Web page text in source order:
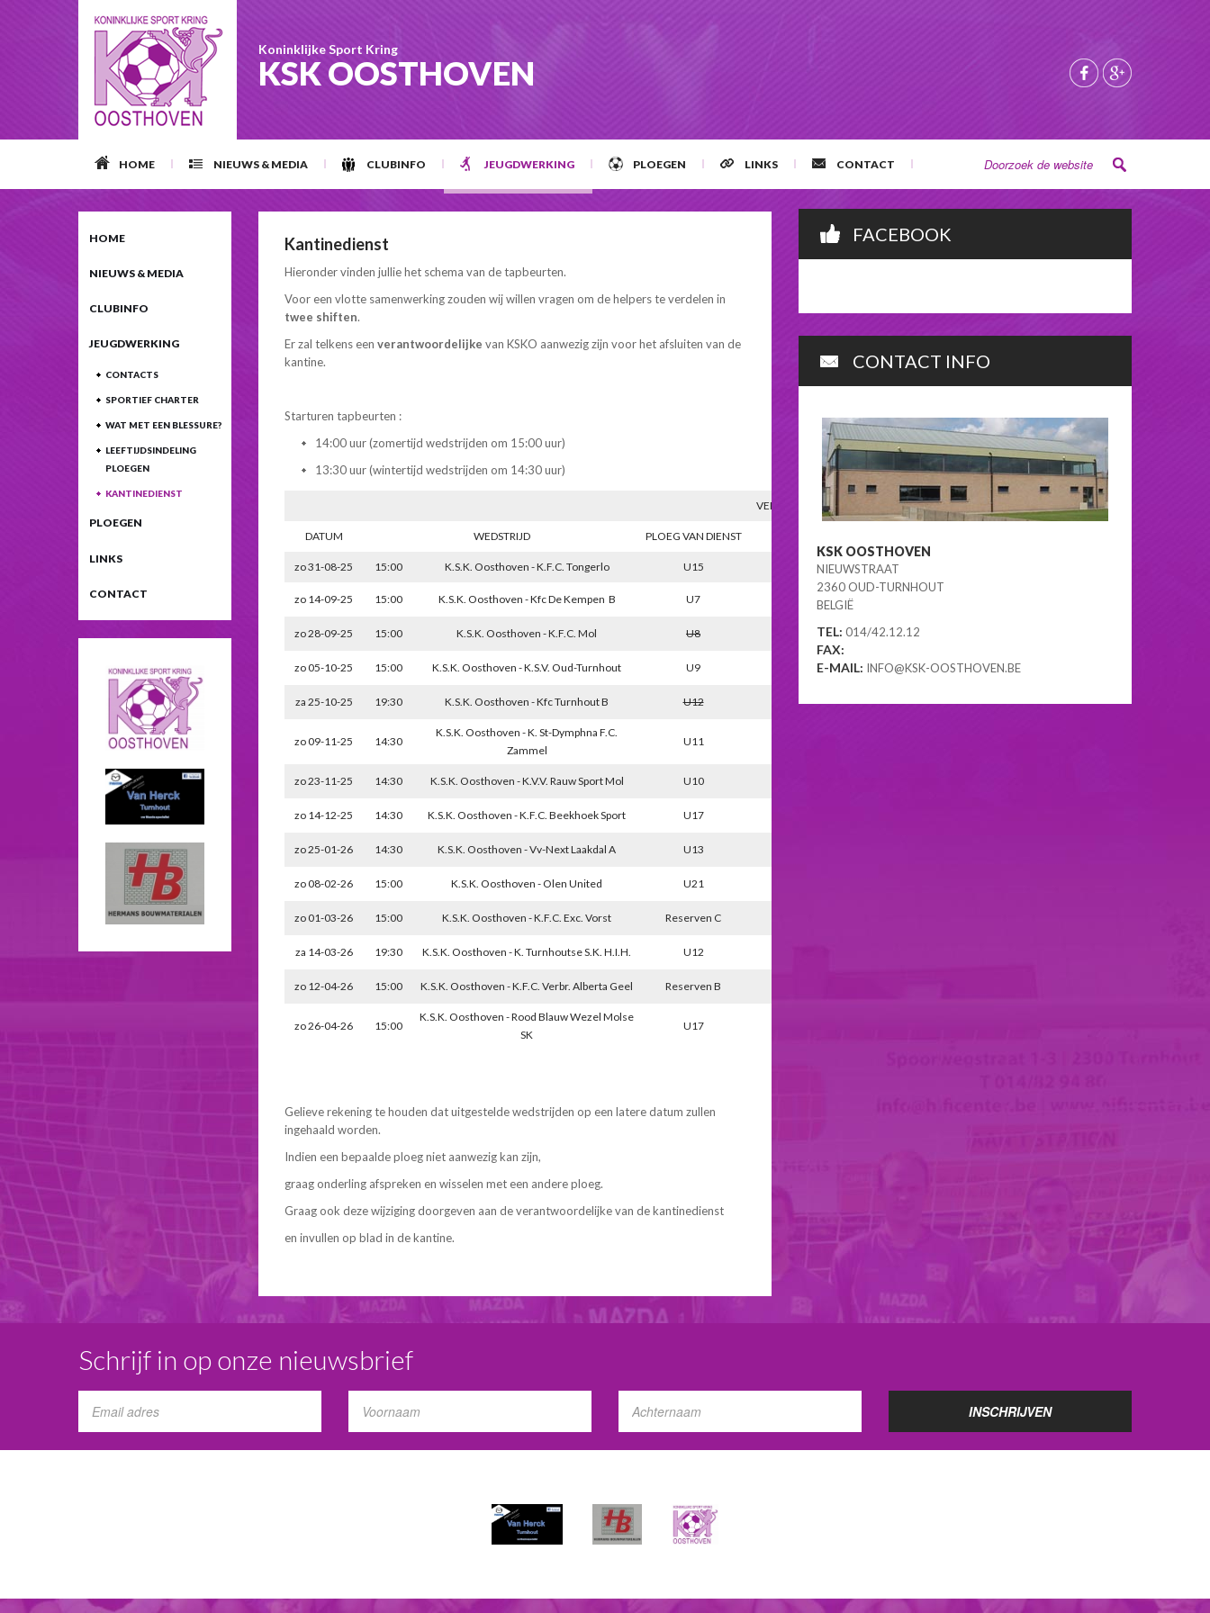
Koninklijke Sport Kring
KSK OOSTHOVEN
HOME NIEUWS & MEDIA CLUBINFO JEUGDWERKING PLOEGEN LINKS CONTACT
HOME
NIEUWS & MEDIA
CLUBINFO
JEUGDWERKING
CONTACTS
SPORTIEF CHARTER
WAT MET EEN BLESSURE?
LEEFTIJDSINDELING
PLOEGEN
KANTINEDIENST
PLOEGEN
LINKS
CONTACT
Kantinedienst
Hieronder vinden jullie het schema van de tapbeurten.
Voor een vlotte samenwerking zouden wij willen vragen om de helpers te verdelen in
twee shiften.
Er zal telkens een verantwoordelijke van KSKO aanwezig zijn voor het afsluiten van de
kantine.
Starturen tapbeurten :
14:00 uur (zomertijd wedstrijden om 15:00 uur)
13:30 uur (wintertijd wedstrijden om 14:30 uur)
VERVANGENDE
DATUM WEDSTRIJD PLOEG VAN DIENST
zo 31-08-25 15:00 K.S.K. Oosthoven - K.F.C. Tongerlo U15
zo 14-09-25 15:00 K.S.K. Oosthoven - Kfc De Kempen B U7
zo 28-09-25 15:00 K.S.K. Oosthoven - K.F.C. Mol U8
zo 05-10-25 15:00 K.S.K. Oosthoven - K.S.V. Oud-Turnhout U9
za 25-10-25 19:30 K.S.K. Oosthoven - Kfc Turnhout B U12 U8
zo 09-11-25 14:30
K.S.K. Oosthoven - K. St-Dymphna F.C.
Zammel
U11
zo 23-11-25 14:30 K.S.K. Oosthoven - K.V.V. Rauw Sport Mol U10
zo 14-12-25 14:30 K.S.K. Oosthoven - K.F.C. Beekhoek Sport U17
zo 25-01-26 14:30 K.S.K. Oosthoven - Vv-Next Laakdal A U13
zo 08-02-26 15:00 K.S.K. Oosthoven - Olen United U21
zo 01-03-26 15:00 K.S.K. Oosthoven - K.F.C. Exc. Vorst Reserven C
za 14-03-26 19:30 K.S.K. Oosthoven - K. Turnhoutse S.K. H.I.H. U12
zo 12-04-26 15:00 K.S.K. Oosthoven - K.F.C. Verbr. Alberta Geel Reserven B
zo 26-04-26 15:00
K.S.K. Oosthoven - Rood Blauw Wezel Molse
SK
U17
Gelieve rekening te houden dat uitgestelde wedstrijden op een latere datum zullen
ingehaald worden.
Indien een bepaalde ploeg niet aanwezig kan zijn,
graag onderling afspreken en wisselen met een andere ploeg.
Graag ook deze wijziging doorgeven aan de verantwoordelijke van de kantinedienst
en invullen op blad in de kantine.
FACEBOOK
CONTACT INFO
KSK OOSTHOVEN
NIEUWSTRAAT
2360 OUD-TURNHOUT
BELGIË
TEL: 014/42.12.12
FAX:
E-MAIL: INFO@KSK-OOSTHOVEN.BE
Schrijf in op onze nieuwsbrief